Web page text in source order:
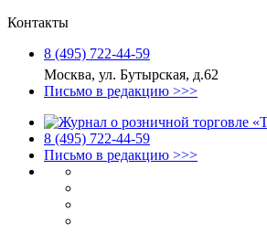
Контакты
8 (495) 722‑44‑59
Москва, ул. Бутырская, д.62
Письмо в редакцию >>>
8 (495) 722‑44‑59
Письмо в редакцию >>>